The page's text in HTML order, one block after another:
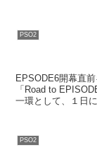
PSO2
EPSODE6開幕直
「Road to
一環として、１日
PSO2